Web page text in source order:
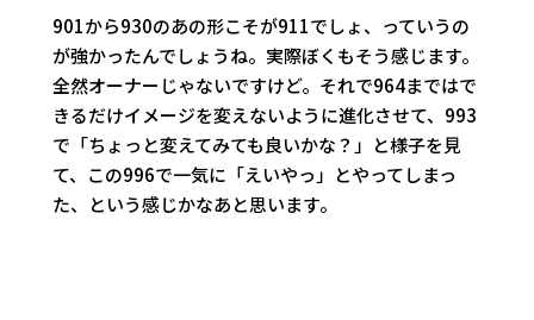
901から930のあの形こそが911でしょ、っていうの
が強かったんでしょうね。実際ぼくもそう感じます。
全然オーナーじゃないですけど。それで964まではで
きるだけイメージを変えないように進化させて、993
で「ちょっと変えてみても良いかな？」と様子を見
て、この996で一気に「えいやっ」とやってしまっ
た、という感じかなあと思います。